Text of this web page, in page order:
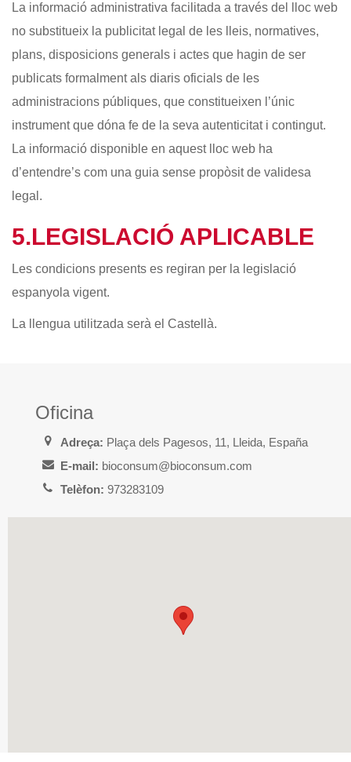
La informació administrativa facilitada a través del lloc web
no substitueix la publicitat legal de les lleis, normatives,
plans, disposicions generals i actes que hagin de ser
publicats formalment als diaris oficials de les
administracions públiques, que constitueixen l’únic
instrument que dóna fe de la seva autenticitat i contingut.
La informació disponible en aquest lloc web ha
d’entendre’s com una guia sense propòsit de validesa
legal.
5.LEGISLACIÓ APLICABLE
Les condicions presents es regiran per la legislació
espanyola vigent.
La llengua utilitzada serà el Castellà.
Oficina
Adreça: Plaça dels Pagesos, 11, Lleida, España
E-mail: bioconsum@bioconsum.com
Telèfon: 973283109